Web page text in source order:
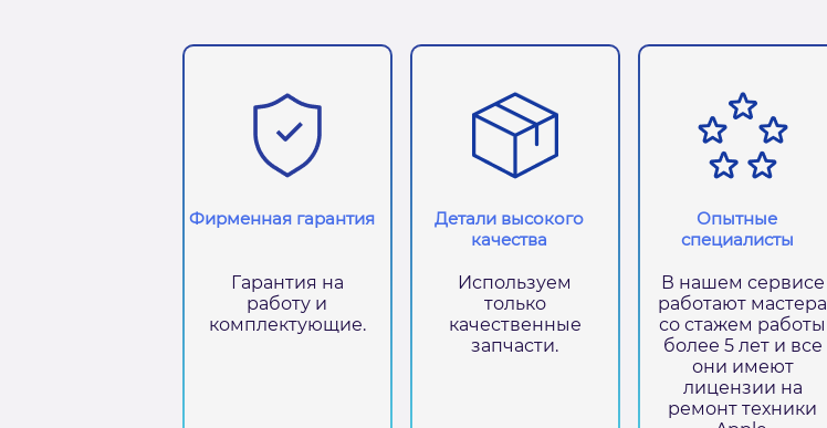
Фирменная гарантия
Гарантия на
работу и
комплектующие.
Детали высокого
качества
Используем
только
качественные
запчасти.
Опытные
специалисты
В нашем сервисе
работают мастера
со стажем работы
более 5 лет и все
они имеют
лицензии на
ремонт техники